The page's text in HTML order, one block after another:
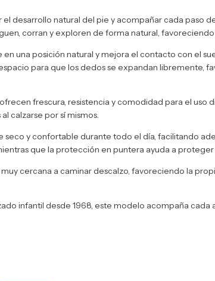
desarrollo natural del pie y acompañar cada paso
corran y exploren de forma natural,
una posición natural y mejora el contacto con el
para que los dedos se expandan libremente,
frescura, resistencia y comodidad para el uso
calzarse por sí mismos.
y confortable durante todo el día, facilitando
que la protección en puntera ayuda a
cercana a caminar descalzo, favoreciendo la
infantil desde 1968, este modelo acompaña